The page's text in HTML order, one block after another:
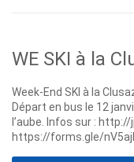
WE SKI à la
Week-End SKI à la
Départ en bus le 12
l’aube. Infos sur :
https://forms.gle/